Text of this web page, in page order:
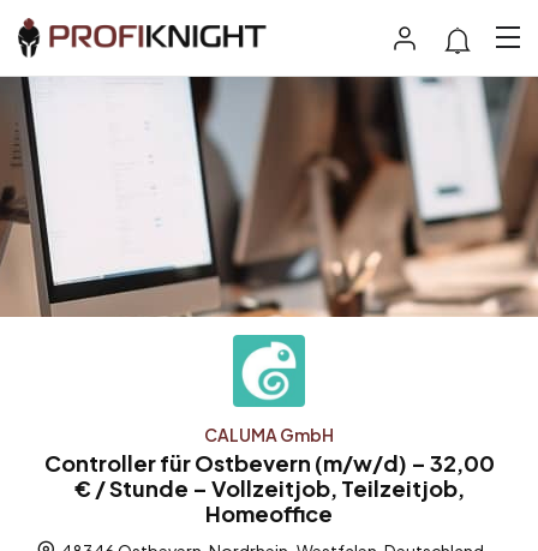
CALUMA GmbH
Controller für Ostbevern (m/w/d) – 32,00
€ / Stunde – Vollzeitjob, Teilzeitjob,
Homeoffice